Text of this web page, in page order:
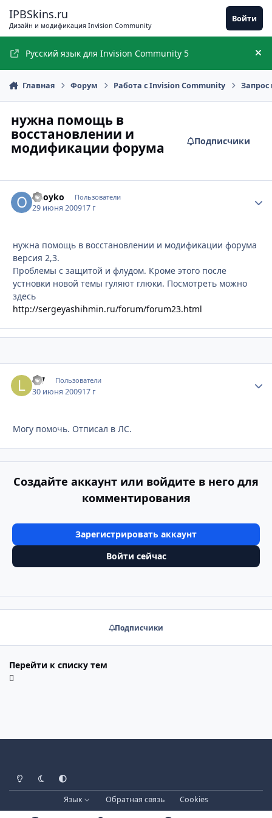
IPBSkins.ru
Дизайн и модификация Invision Community
Войти
Русский язык для Invision Community 5
Главная Форум Работа с Invision Community Запрос
нужна помощь в
восстановлении и
модификации форума
Подписчики
onoyko Пользователи
29 июня 200917 г
нужна помощь в восстановлении и модификации форума
версия 2,3.
Проблемы с защитой и флудом. Кроме этого после
устновки новой темы гуляют глюки. Посмотреть можно
здесь
http://sergeyashihmin.ru/forum/forum23.html
L-7 Пользователи
30 июня 200917 г
Могу помочь. Отписал в ЛС.
Создайте аккаунт или войдите в него для
комментирования
Зарегистрировать аккаунт
Войти сейчас
Подписчики
Перейти к списку тем
Светлый режим
Тёмный режим
Системные настройки
Язык Обратная связь
Cookies
Лицензия зарегистрирована на IPBSkins.ru